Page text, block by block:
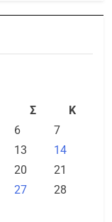
Σ
Κ
6
7
13
14
20
21
27
28